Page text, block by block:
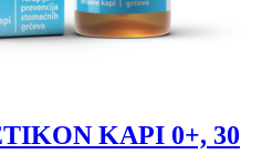
KAPI 0+, 30